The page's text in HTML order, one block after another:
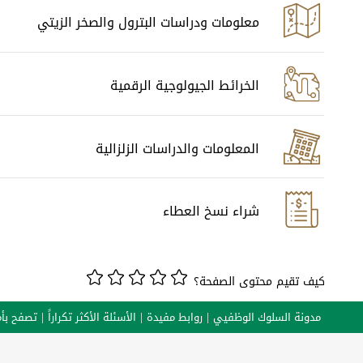
معلومات ودراسات البترول والصخر الزيتي
الخرائط الجيولوجية الرقمية
المعلومات والدراسات الزلزالية
شراء نسخ العطاء
كيف تقيم محتوى الصفحة؟
مدونة السلوك الوظفيي روابط مفيدة الأسئلة الأكثر تكراراً تصفح